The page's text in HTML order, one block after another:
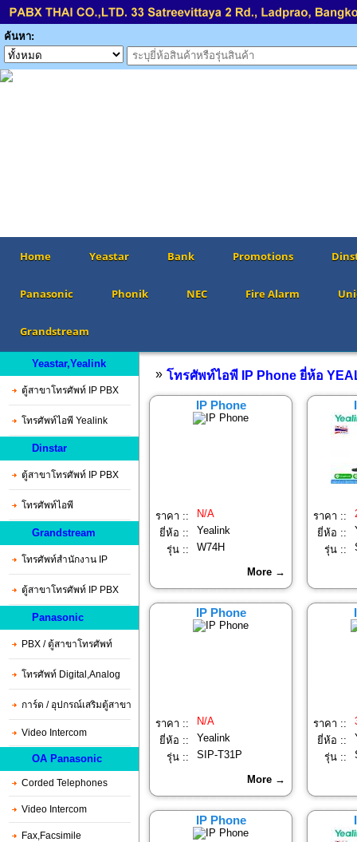
ค้นหา:
Home Yeastar Bank Promotions
Panasonic Phonik NEC Fire Alarm
Grandstream
Yeastar,Yealink
ตู้สาขาโทรศัพท์ IP PBX
โทรศัพท์ไอพี Yealink
Dinstar
ตู้สาขาโทรศัพท์ IP PBX
โทรศัพท์ไอพี
Grandstream
โทรศัพท์สำนักงาน IP
ตู้สาขาโทรศัพท์ IP PBX
Panasonic
PBX / ตู้สาขาโทรศัพท์
โทรศัพท์ Digital,Analog
การ์ด / อุปกรณ์เสริมตู้สาขา
Video Intercom
OA Panasonic
Corded Telephones
Video Intercom
Fax,Facsimile
» โทรศัพท์ไอพี IP Phone ยี่ห้อ
IP Phone
ราคา ::
N/A
ยี่ห้อ ::
Yealink
รุ่น ::
W74H
More →
ราคา ::
ยี่ห้อ ::
รุ่น ::
IP Phone
ราคา ::
N/A
ยี่ห้อ ::
Yealink
รุ่น ::
SIP-T31P
More →
ราคา ::
ยี่ห้อ ::
รุ่น ::
IP Phone